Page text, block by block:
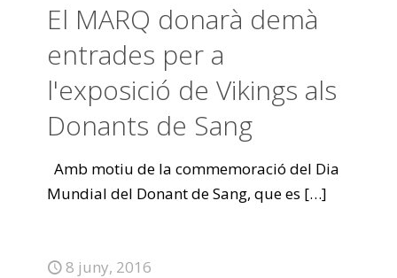
El MARQ donarà demà
entrades per a
l'exposició de Vikings als
Donants de Sang
Amb motiu de la commemoració del Dia
Mundial del Donant de Sang, que es […]
8 juny, 2016